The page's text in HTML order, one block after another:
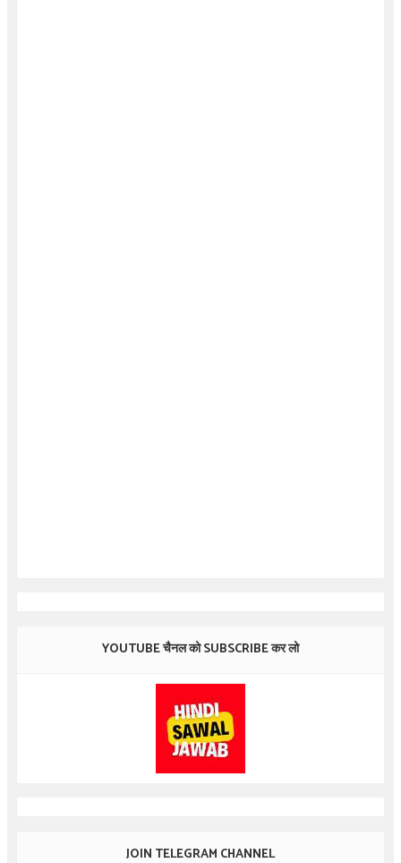
YOUTUBE चैनल को SUBSCRIBE कर लो
JOIN TELEGRAM CHANNEL